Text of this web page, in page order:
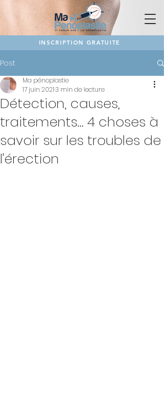
INSCRIPTION GRATUITE
Post
Détection, causes,
traitements... 4 choses à
savoir sur les troubles de
l'érection
Ma pénoplastie
17 juin 20213 min de lecture